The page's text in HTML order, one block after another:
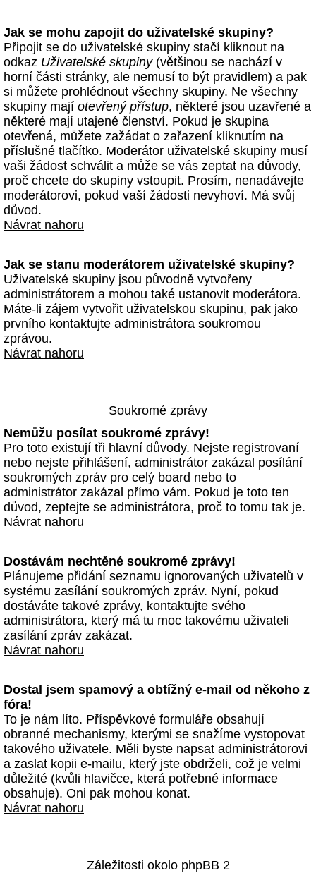
Jak se mohu zapojit do uživatelské skupiny?
Připojit se do uživatelské skupiny stačí kliknout na
odkaz Uživatelské skupiny(většinou se nachází v
horní části stránky, ale nemusí to být pravidlem) a pak
si můžete prohlédnout všechny skupiny. Ne všechny
skupiny mají otevřený přístup, některé jsou uzavřené a
některé mají utajené členství. Pokud je skupina
otevřená, můžete zažádat o zařazení kliknutím na
příslušné tlačítko. Moderátor uživatelské skupiny musí
vaši žádost schválit a může se vás zeptat na důvody,
proč chcete do skupiny vstoupit. Prosím, nenadávejte
moderátorovi, pokud vaší žádosti nevyhoví. Má svůj
důvod.
Návrat nahoru
Jak se stanu moderátorem uživatelské skupiny?
Uživatelské skupiny jsou původně vytvořeny
administrátorem a mohou také ustanovit moderátora.
Máte-li zájem vytvořit uživatelskou skupinu, pak jako
prvního kontaktujte administrátora soukromou
zprávou.
Návrat nahoru
Soukromé zprávy
Nemůžu posílat soukromé zprávy!
Pro toto existují tři hlavní důvody. Nejste registrovaní
nebo nejste přihlášení, administrátor zakázal posílání
soukromých zpráv pro celý board nebo to
administrátor zakázal přímo vám. Pokud je toto ten
důvod, zeptejte se administrátora, proč to tomu tak je.
Návrat nahoru
Dostávám nechtěné soukromé zprávy!
Plánujeme přidání seznamu ignorovaných uživatelů v
systému zasílání soukromých zpráv. Nyní, pokud
dostáváte takové zprávy, kontaktujte svého
administrátora, který má tu moc takovému uživateli
zasílání zpráv zakázat.
Návrat nahoru
Dostal jsem spamový a obtížný e-mail od někoho z
fóra!
To je nám líto. Příspěvkové formuláře obsahují
obranné mechanismy, kterými se snažíme vystopovat
takového uživatele. Měli byste napsat administrátorovi
a zaslat kopii e-mailu, který jste obdrželi, což je velmi
důležité (kvůli hlavičce, která potřebné informace
obsahuje). Oni pak mohou konat.
Návrat nahoru
Záležitosti okolo phpBB 2